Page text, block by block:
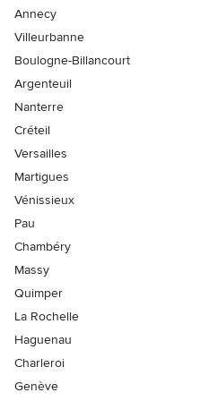
Annecy
Villeurbanne
Boulogne-Billancourt
Argenteuil
Nanterre
Créteil
Versailles
Martigues
Vénissieux
Pau
Chambéry
Massy
Quimper
La Rochelle
Haguenau
Charleroi
Genève